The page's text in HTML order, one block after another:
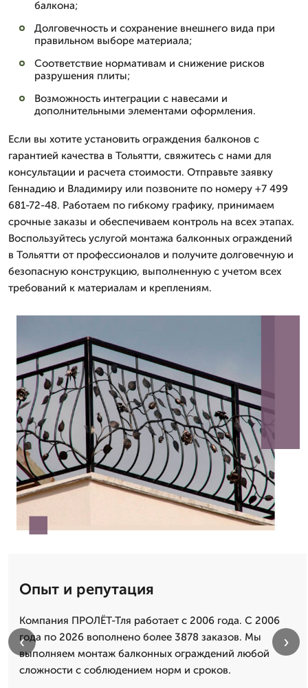
балкона;
Долговечность и сохранение внешнего вида при
правильном выборе материала;
Соответствие нормативам и снижение рисков
разрушения плиты;
Возможность интеграции с навесами и
дополнительными элементами оформления.
Если вы хотите установить ограждения балконов с
гарантией качества в Тольятти, свяжитесь с нами для
консультации и расчета стоимости. Отправьте заявку
Геннадию и Владимиру или позвоните по номеру +7 499
681-72-48. Работаем по гибкому графику, принимаем
срочные заказы и обеспечиваем контроль на всех этапах.
Воспользуйтесь услугой монтажа балконных ограждений
в Тольятти от профессионалов и получите долговечную и
безопасную конструкцию, выполненную с учетом всех
требований к материалам и креплениям.
Опыт и репутация
Компания ПРОЛЁТ-Тля работает с 2006 года. С 2006
года по 2026 вополнено более 3878 заказов. Мы
выполняем монтаж балконных ограждений любой
сложности с соблюдением норм и сроков.
‹ ›